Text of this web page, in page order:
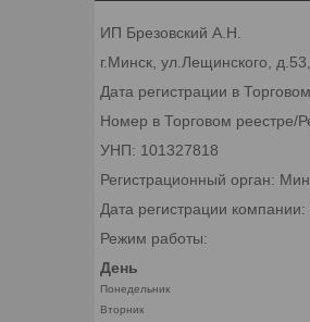
ИП Брезовский А.Н.
г.Минск, ул.Лещинского,
Дата регистрации в
Номер в Торговом реестре/
УНП: 101327818
Регистрационный орган:
Дата регистрации
Режим работы:
День
Понедельник
Вторник